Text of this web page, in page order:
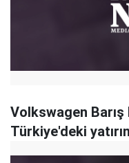
Volkswagen Barış
Türkiye'deki